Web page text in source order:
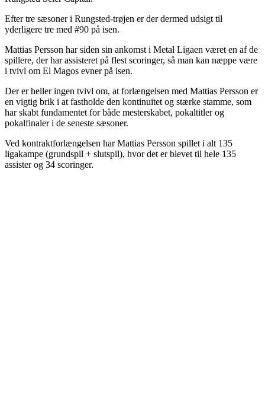
Efter tre sæsoner i Rungsted-trøjen er der dermed udsigt til
yderligere tre med #90 på isen.
Mattias Persson har siden sin ankomst i Metal Ligaen været en af de
spillere, der har assisteret på flest scoringer, så man kan næppe være
i tvivl om El Magos evner på isen.
Der er heller ingen tvivl om, at forlængelsen med Mattias Persson er
en vigtig brik i at fastholde den kontinuitet og stærke stamme, som
har skabt fundamentet for både mesterskabet, pokaltitler og
pokalfinaler i de seneste sæsoner.
Ved kontraktforlængelsen har Mattias Persson spillet i alt 135
ligakampe (grundspil + slutspil), hvor det er blevet til hele 135
assister og 34 scoringer.